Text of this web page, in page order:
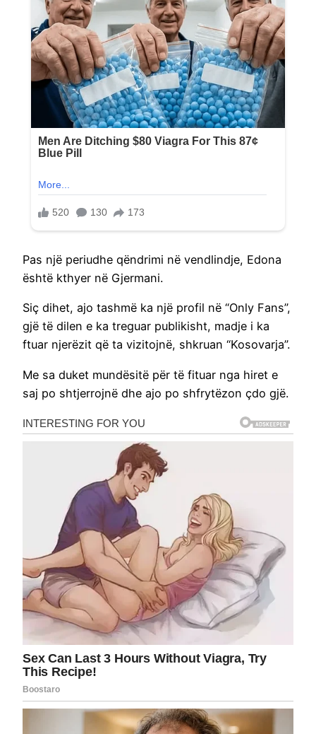
Pas një periudhe qëndrimi në vendlindje, Edona
është kthyer në Gjermani.
Siç dihet, ajo tashmë ka një profil në “Only Fans”,
gjë të dilen e ka treguar publikisht, madje i ka
ftuar njerëzit që ta vizitojnë, shkruan “Kosovarja”.
Me sa duket mundësitë për të fituar nga hiret e
saj po shtjerrojnë dhe ajo po shfrytëzon çdo gjë.